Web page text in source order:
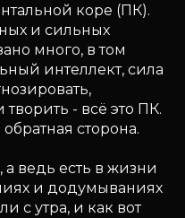
коре (ПК).
и сильных
много, в том
интеллект, сила
творить - всё это ПК.
сторона.
а ведь есть в жизни
и додумываниях
с утра, и как вот